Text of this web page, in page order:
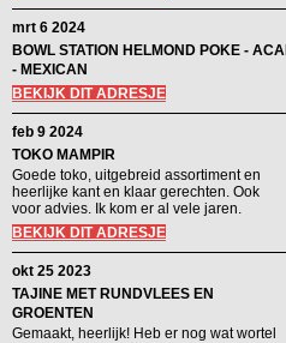
mrt 6 2024
BOWL STATION HELMOND POKE - ACAI
- MEXICAN
BEKIJK DIT ADRESJE
feb 9 2024
TOKO MAMPIR
Goede toko, uitgebreid assortiment en
heerlijke kant en klaar gerechten. Ook
voor advies. Ik kom er al vele jaren.
BEKIJK DIT ADRESJE
okt 25 2023
TAJINE MET RUNDVLEES EN
GROENTEN
Gemaakt, heerlijk! Heb er nog wat wortel